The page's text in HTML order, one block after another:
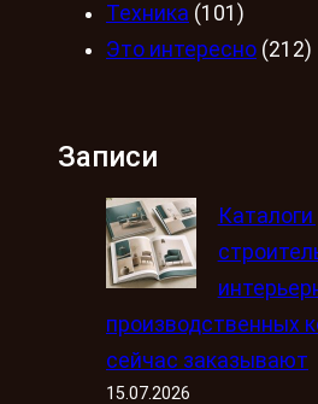
Техника (101)
Это интересно (212)
Записи
производственных
сейчас заказывают
15.07.2026